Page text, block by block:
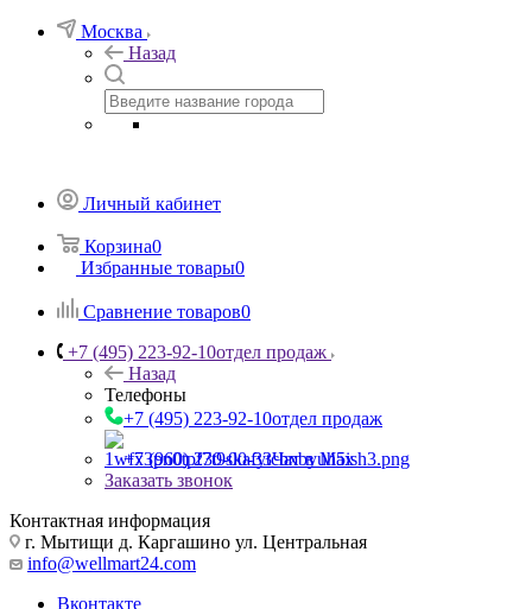
Москва
Назад
Личный кабинет
Корзина0
Избранные товары0
Сравнение товаров0
+7 (495) 223-92-10отдел продаж
Назад
Телефоны
+7 (495) 223-92-10отдел продаж
+7 (960) 230-00-33Чат в Max
Заказать звонок
Контактная информация
г. Мытищи д. Каргашино ул. Центральная
info@wellmart24.com
Вконтакте